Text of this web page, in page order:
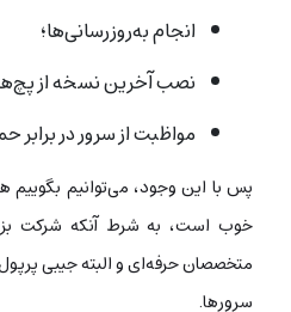
انجام به‌روزرسانی‌ها؛
نصب آخرین نسخه از
مواظبت از سرور در برابر
پس با این وجود، می‌توانیم
خوب است، به ‌شرط آنکه شرکت
متخصصان حرفه‌ای و البته جیبی
سرورها.